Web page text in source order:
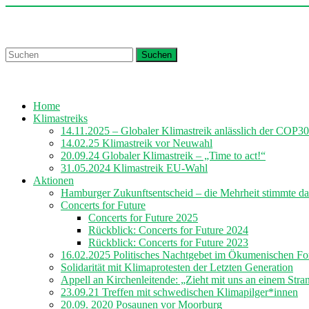
Skip
Suchen
Home
Klimastreiks
14.11.2025 – Globaler Klimastreik anlässlich der COP30
14.02.25 Klimastreik vor Neuwahl
20.09.24 Globaler Klimastreik – „Time to act!“
31.05.2024 Klimastreik EU-Wahl
Aktionen
Hamburger Zukunftsentscheid – die Mehrheit stimmte
Concerts for Future
Concerts for Future 2025
Rückblick: Concerts for Future 2024
Rückblick: Concerts for Future 2023
16.02.2025 Politisches Nachtgebet im Ökumenischen
Solidarität mit Klimaprotesten der Letzten Generation
Appell an Kirchenleitende: „Zieht mit uns an einem
23.09.21 Treffen mit schwedischen Klimapilger*innen
20.09. 2020 Posaunen vor Moorburg